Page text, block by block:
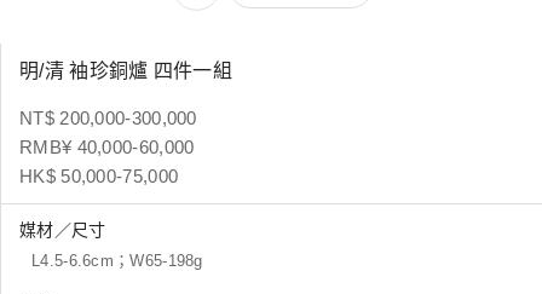
明/清 袖珍銅爐 四件一組
NT$ 200,000-300,000
RMB¥ 40,000-60,000
HK$ 50,000-75,000
媒材／尺寸
L4.5-6.6cm；W65-198g